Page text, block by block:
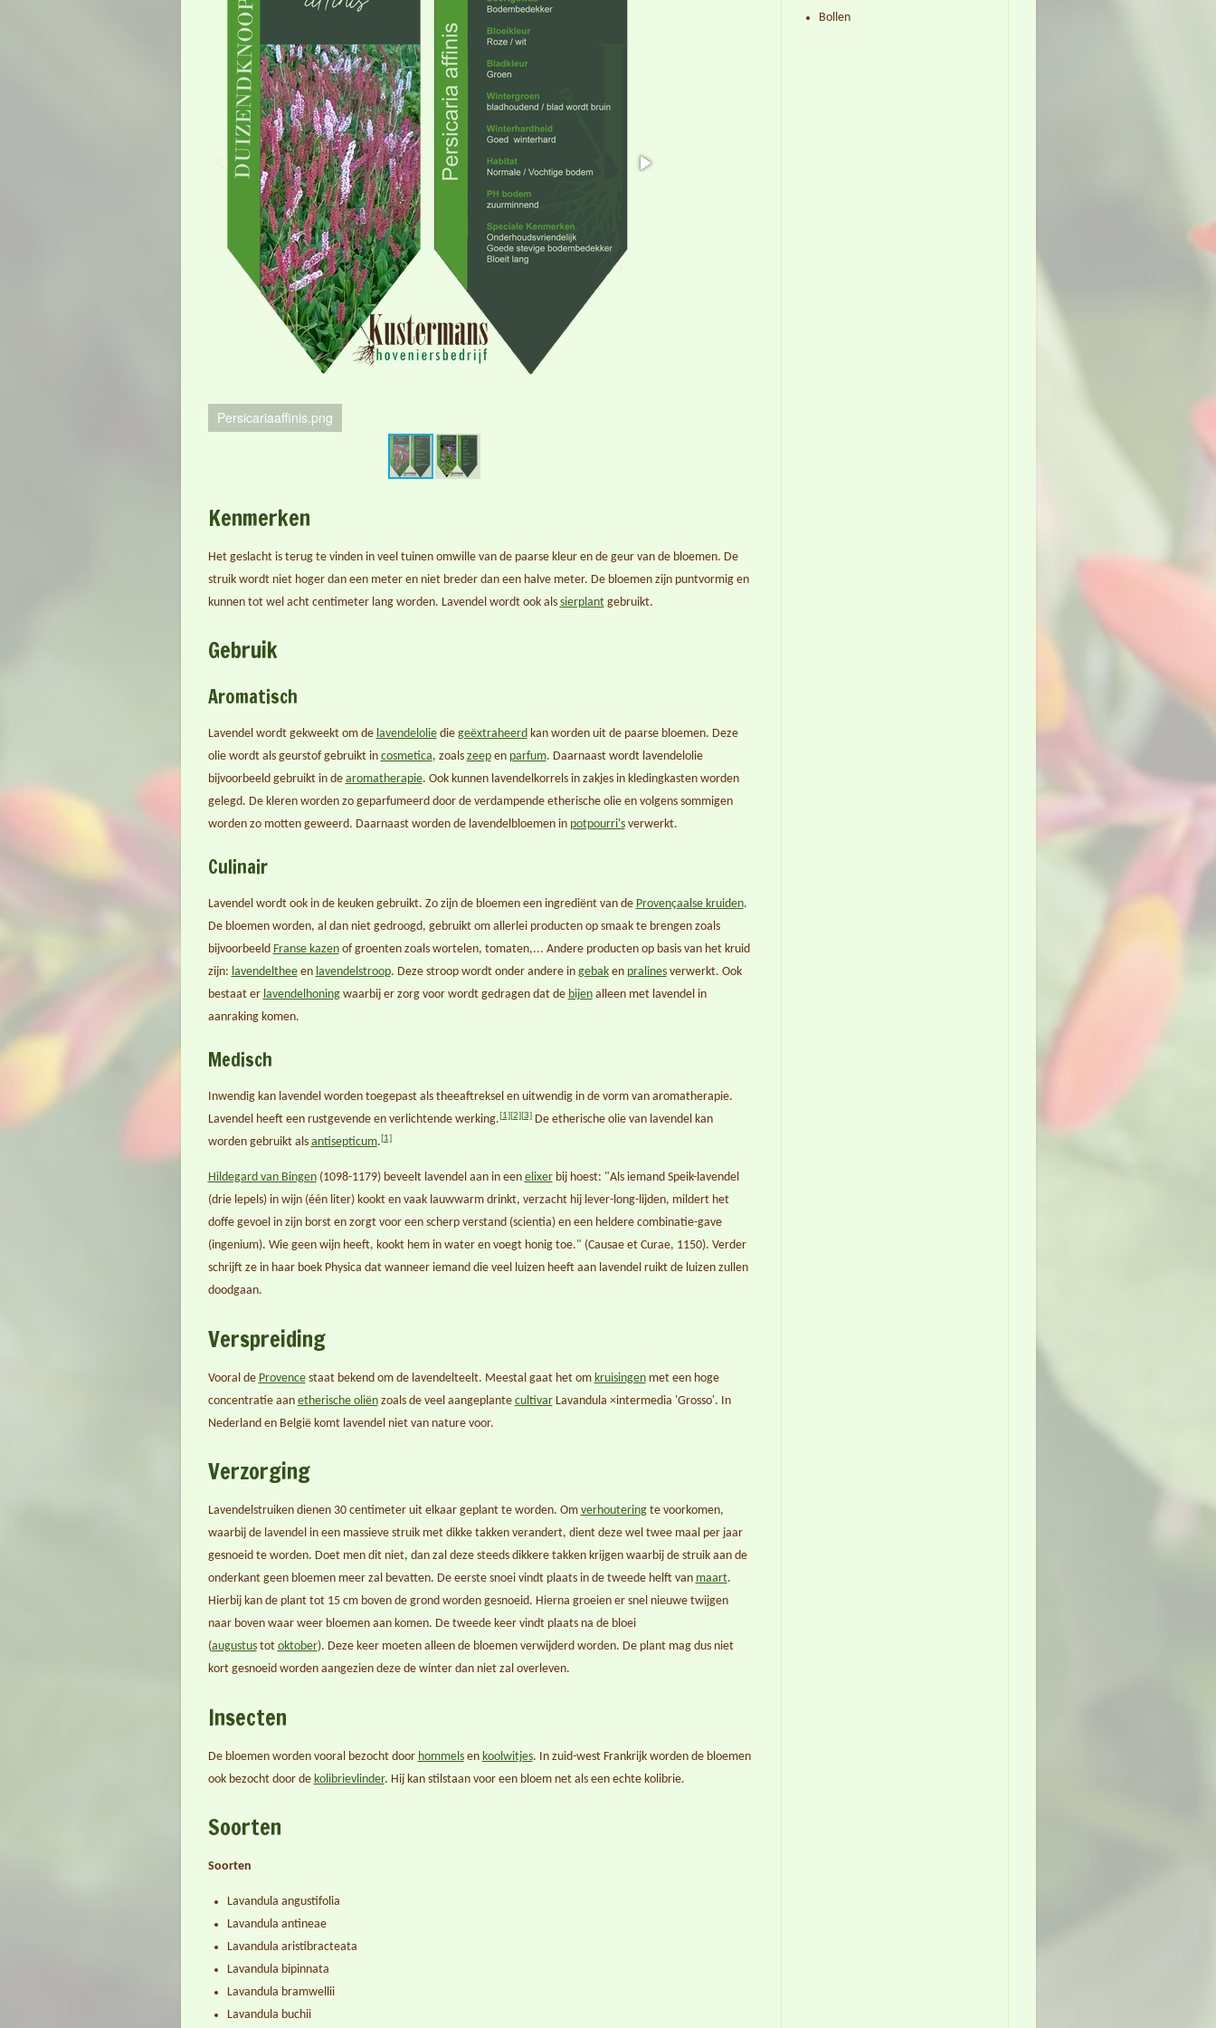
Campanulaportenschlagiana-6.png
Kenmerken
Het geslacht is terug te vinden in veel tuinen omwille van de paarse kleur en de geur van de bloemen. De
struik wordt niet hoger dan een meter en niet breder dan een halve meter. De bloemen zijn puntvormig en
kunnen tot wel acht centimeter lang worden. Lavendel wordt ook als sierplant gebruikt.
Gebruik
Aromatisch
Lavendel wordt gekweekt om de lavendelolie die geëxtraheerd kan worden uit de paarse bloemen. Deze
olie wordt als geurstof gebruikt in cosmetica, zoals zeep en parfum. Daarnaast wordt lavendelolie
bijvoorbeeld gebruikt in de aromatherapie. Ook kunnen lavendelkorrels in zakjes in kledingkasten worden
gelegd. De kleren worden zo geparfumeerd door de verdampende etherische olie en volgens sommigen
worden zo motten geweerd. Daarnaast worden de lavendelbloemen in potpourri's verwerkt.
Culinair
Lavendel wordt ook in de keuken gebruikt. Zo zijn de bloemen een ingrediënt van de Provençaalse kruiden.
De bloemen worden, al dan niet gedroogd, gebruikt om allerlei producten op smaak te brengen zoals
bijvoorbeeld Franse kazen of groenten zoals wortelen, tomaten,... Andere producten op basis van het kruid
zijn: lavendelthee en lavendelstroop. Deze stroop wordt onder andere in gebak en pralines verwerkt. Ook
bestaat er lavendelhoning waarbij er zorg voor wordt gedragen dat de bijen alleen met lavendel in
aanraking komen.
Medisch
Inwendig kan lavendel worden toegepast als theeaftreksel en uitwendig in de vorm van aromatherapie.
Lavendel heeft een rustgevende en verlichtende werking.[1][2][3] De etherische olie van lavendel kan
worden gebruikt als antisepticum.[1]
Hildegard van Bingen (1098-1179) beveelt lavendel aan in een elixer bij hoest: "Als iemand Speik-lavendel
(drie lepels) in wijn (één liter) kookt en vaak lauwwarm drinkt, verzacht hij lever-long-lijden, mildert het
doffe gevoel in zijn borst en zorgt voor een scherp verstand (scientia) en een heldere combinatie-gave
(ingenium). Wie geen wijn heeft, kookt hem in water en voegt honig toe." (Causae et Curae, 1150). Verder
schrijft ze in haar boek Physica dat wanneer iemand die veel luizen heeft aan lavendel ruikt de luizen zullen
doodgaan.
Verspreiding
Vooral de Provence staat bekend om de lavendelteelt. Meestal gaat het om kruisingen met een hoge
concentratie aan etherische oliën zoals de veel aangeplante cultivar Lavandula ×intermedia 'Grosso'. In
Nederland en België komt lavendel niet van nature voor.
Verzorging
Lavendelstruiken dienen 30 centimeter uit elkaar geplant te worden. Om verhoutering te voorkomen,
waarbij de lavendel in een massieve struik met dikke takken verandert, dient deze wel twee maal per jaar
gesnoeid te worden. Doet men dit niet, dan zal deze steeds dikkere takken krijgen waarbij de struik aan de
onderkant geen bloemen meer zal bevatten. De eerste snoei vindt plaats in de tweede helft van maart.
Hierbij kan de plant tot 15 cm boven de grond worden gesnoeid. Hierna groeien er snel nieuwe twijgen
naar boven waar weer bloemen aan komen. De tweede keer vindt plaats na de bloei
(augustus tot oktober). Deze keer moeten alleen de bloemen verwijderd worden. De plant mag dus niet
kort gesnoeid worden aangezien deze de winter dan niet zal overleven.
Insecten
De bloemen worden vooral bezocht door hommels en koolwitjes. In zuid-west Frankrijk worden de bloemen
ook bezocht door de kolibrievlinder. Hij kan stilstaan voor een bloem net als een echte kolibrie.
Soorten
Soorten
Lavandula angustifolia
Lavandula antineae
Lavandula aristibracteata
Lavandula bipinnata
Lavandula bramwellii
Lavandula buchii
Bollen